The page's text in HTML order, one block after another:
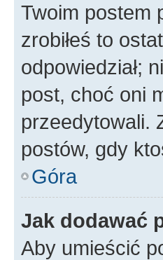
Twoim postem
zrobiłeś to
odpowiedział;
post, choć oni
przeedytowali.
postów, gdy
Góra
Jak dodawać
Aby umieścić